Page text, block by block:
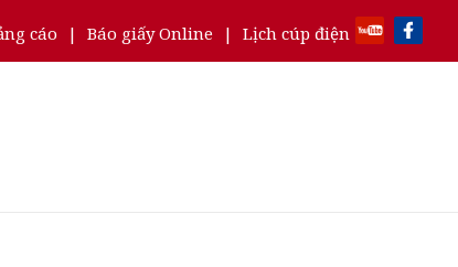
cáo | Báo giấy Online | Lịch cúp điện